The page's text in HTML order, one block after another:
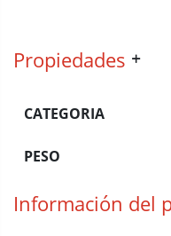
Propiedades
CATEGORIA
PESO
Información del